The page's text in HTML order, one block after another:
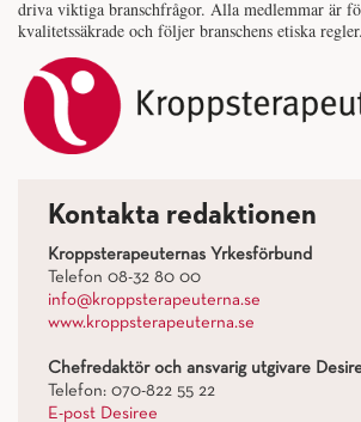
driva viktiga branschfrågor. Alla medlemmar är
kvalitetssäkrade och följer branschens etiska regler.
Kontakta redaktionen
Kroppsterapeuternas Yrkesförbund
Telefon 08-32 80 00
info@kroppsterapeuterna.se
www.kroppsterapeuterna.se
Chefredaktör och ansvarig utgivare
Telefon: 070-822 55 22
E-post Desiree